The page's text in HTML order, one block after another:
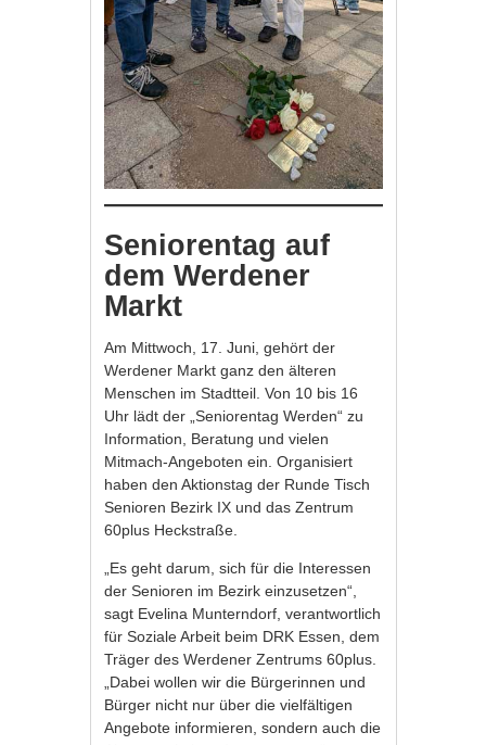
Seniorentag auf
dem Werdener
Markt
Am Mittwoch, 17. Juni, gehört der
Werdener Markt ganz den älteren
Menschen im Stadtteil. Von 10 bis 16
Uhr lädt der „Seniorentag Werden“ zu
Information, Beratung und vielen
Mitmach-Angeboten ein. Organisiert
haben den Aktionstag der Runde Tisch
Senioren Bezirk IX und das Zentrum
60plus Heckstraße.
„Es geht darum, sich für die Interessen
der Senioren im Bezirk einzusetzen“,
sagt Evelina Munterndorf, verantwortlich
für Soziale Arbeit beim DRK Essen, dem
Träger des Werdener Zentrums 60plus.
„Dabei wollen wir die Bürgerinnen und
Bürger nicht nur über die vielfältigen
Angebote informieren, sondern auch die